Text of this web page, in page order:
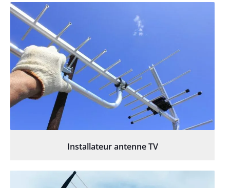
Installateur antenne TV